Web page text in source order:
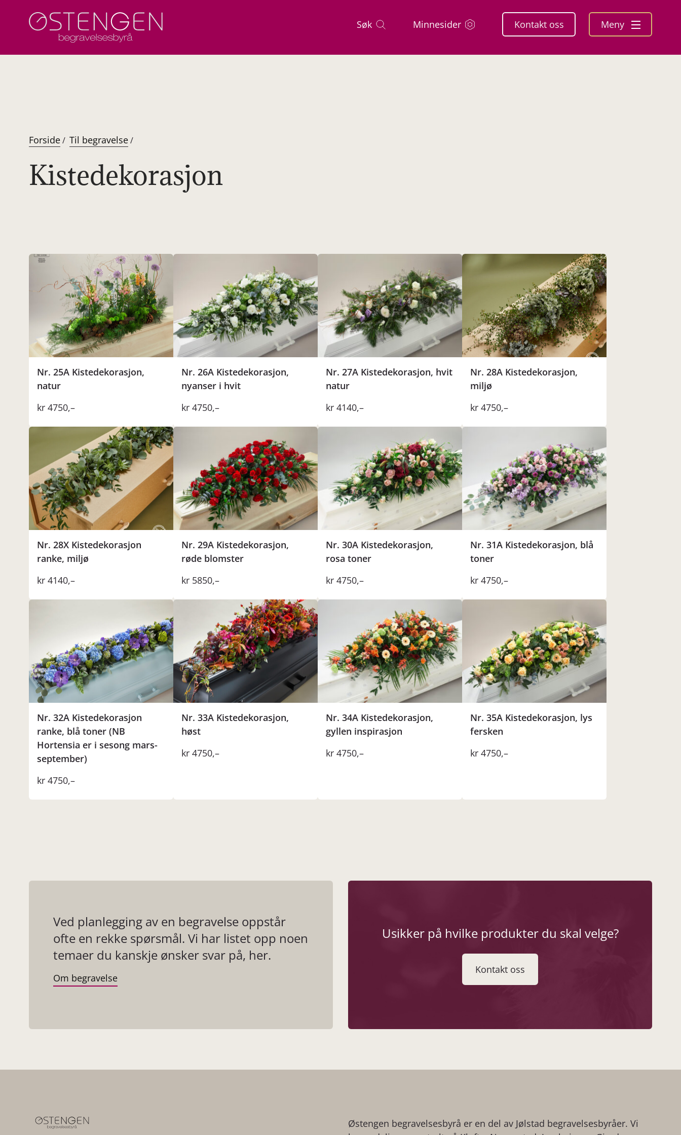
Søk Minnesider Kontakt oss Meny
Forside/ Til begravelse/
Kistedekorasjon
Nr. 25A Kistedekorasjon,
natur
kr 4750,–
Nr. 26A Kistedekorasjon,
nyanser i hvit
kr4750,–
Nr. 27A Kistedekorasjon, hvit
natur
kr4140,–
Nr. 28A Kistedekorasjon,
miljø
kr4750,–
Nr. 28X Kistedekorasjon
ranke, miljø
kr 4140,–
Nr. 29A Kistedekorasjon,
røde blomster
kr5850,–
Nr. 30A Kistedekorasjon,
rosa toner
kr4750,–
Nr. 31A Kistedekorasjon, blå
toner
kr4750,–
Nr. 32A Kistedekorasjon
ranke, blå toner (NB
Hortensia er i sesong mars-
september)
kr 4750,–
Nr. 33A Kistedekorasjon,
høst
kr4750,–
Nr. 34A Kistedekorasjon,
gyllen inspirasjon
kr4750,–
Nr. 35A Kistedekorasjon, lys
fersken
kr4750,–
Ved planlegging av en begravelse oppstår
ofte en rekke spørsmål. Vi har listet opp noen
temaer du kanskje ønsker svar på, her.
Om begravelse
Usikker på hvilke produkter du skal velge?
Kontakt oss
Østengen begravelsesbyrå er en del av Jølstad begravelsesbyråer. Vi